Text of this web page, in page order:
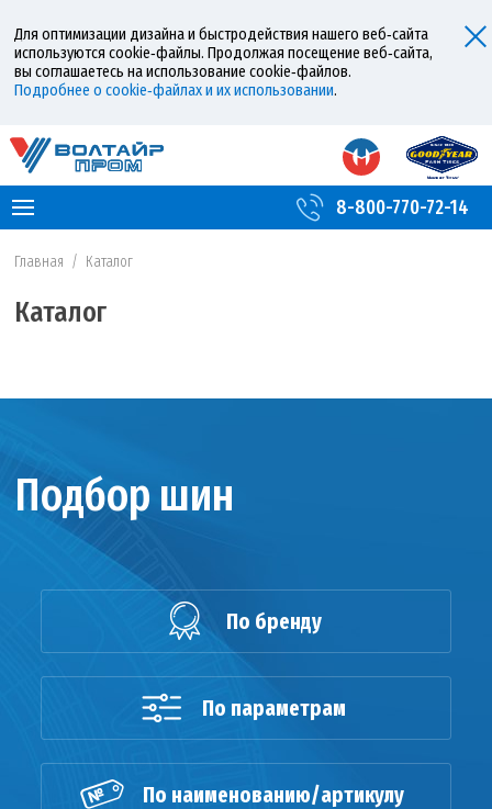
Для оптимизации дизайна и быстродействия нашего веб‑сайта
используются cookie‑файлы. Продолжая посещение веб‑сайта,
вы соглашаетесь на использование cookie‑файлов.
Подробнее о cookie‑файлах и их использовании.
8-800-770-72-14
Главная / Каталог
Каталог
Подбор шин
По бренду
По параметрам
По наименованию/артикулу